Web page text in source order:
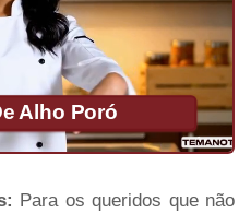
Alho Poró
Para os queridos que não